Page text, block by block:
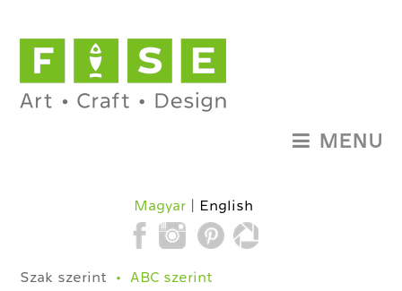
Magyar English
MENU
Szak szerint ABC szerint